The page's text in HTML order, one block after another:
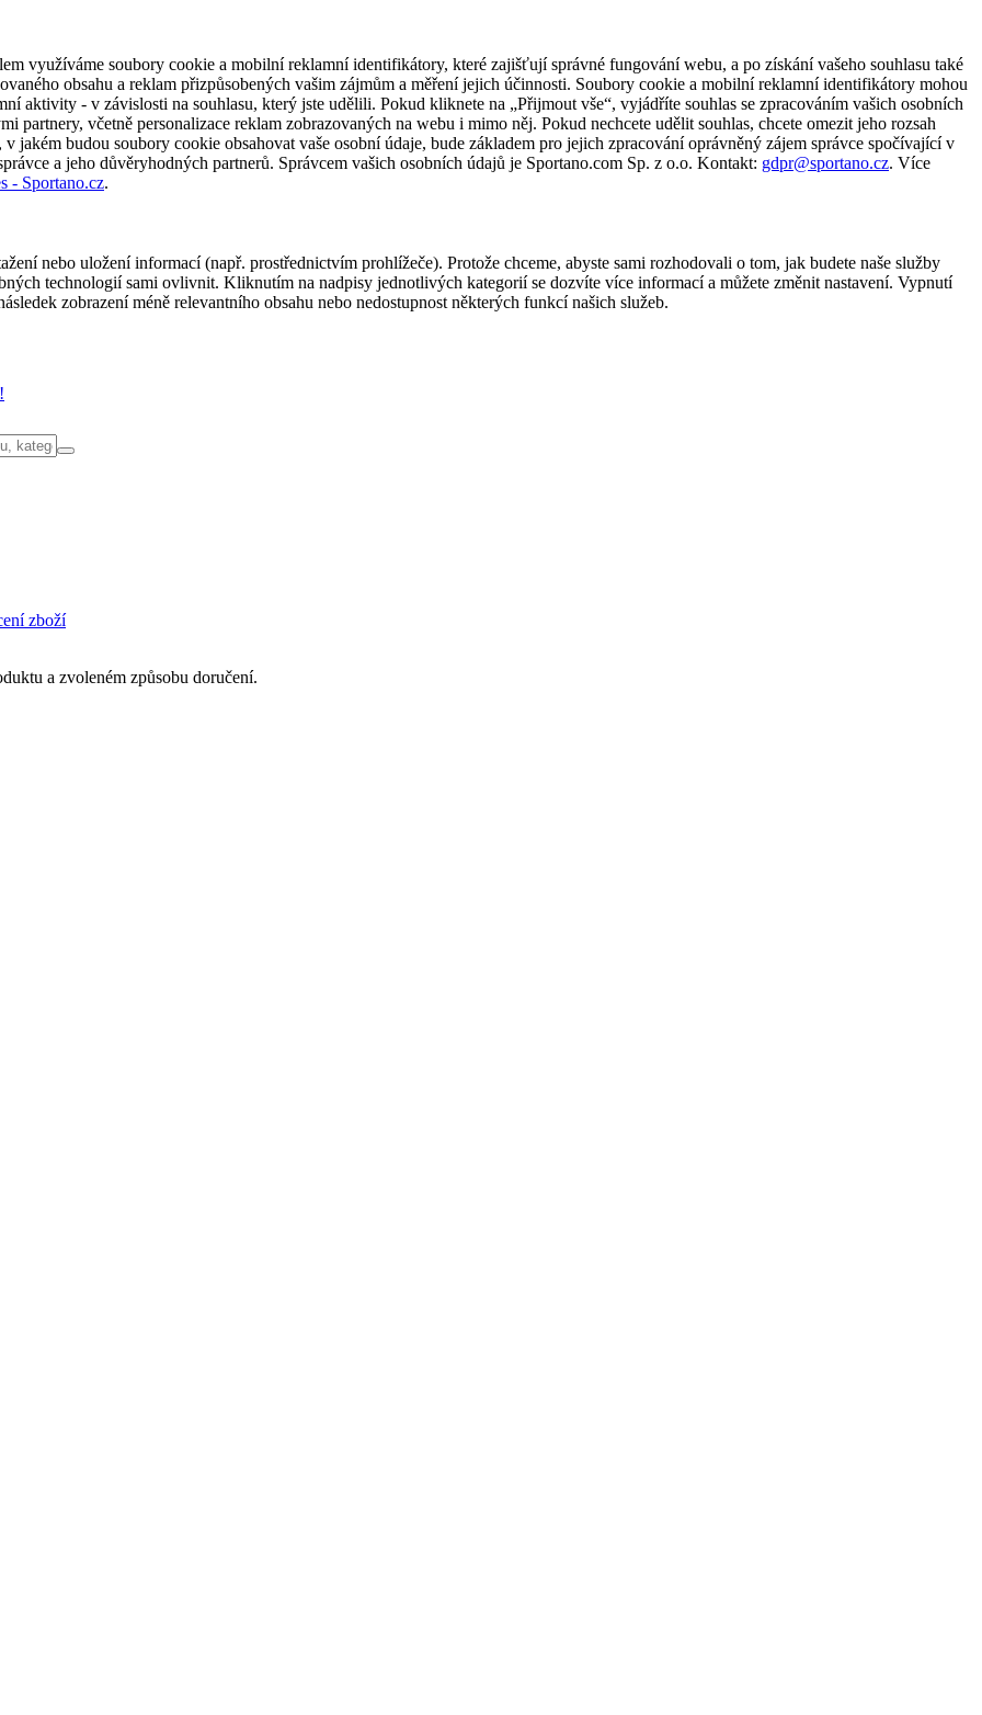
využíváme soubory cookie a mobilní reklamní identifikátory, které zajišťují správné fungování webu, a po získání vašeho souhlasu také
obsahu a reklam přizpůsobených vašim zájmům a měření jejich účinnosti. Soubory cookie a mobilní reklamní identifikátory mohou
aktivity - v závislosti na souhlasu, který jste udělili. Pokud kliknete na „Přijmout vše“, vyjádříte souhlas se zpracováním vašich osobních
včetně personalizace reklam zobrazovaných na webu i mimo něj. Pokud nechcete udělit souhlas, chcete omezit jeho rozsah
jakém budou soubory cookie obsahovat vaše osobní údaje, bude základem pro jejich zpracování oprávněný zájem správce spočívající v
a jeho důvěryhodných partnerů. Správcem vašich osobních údajů je Sportano.com Sp. z o.o. Kontakt: gdpr@sportano.cz. Více
- Sportano.cz.
nebo uložení informací (např. prostřednictvím prohlížeče). Protože chceme, abyste sami rozhodovali o tom, jak budete naše služby
technologií sami ovlivnit. Kliknutím na nadpisy jednotlivých kategorií se dozvíte více informací a můžete změnit nastavení. Vypnutí
zobrazení méně relevantního obsahu nebo nedostupnost některých funkcí našich služeb.
zboží
a zvoleném způsobu doručení.